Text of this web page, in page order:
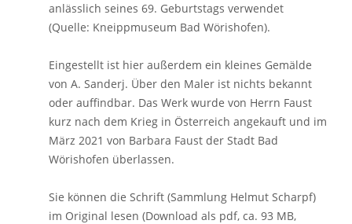
anlässlich seines 69. Geburtstags verwendet
(Quelle: Kneippmuseum Bad Wörishofen).
Eingestellt ist hier außerdem ein kleines Gemälde
von A. Sanderj. Über den Maler ist nichts bekannt
oder auffindbar. Das Werk wurde von Herrn Faust
kurz nach dem Krieg in Österreich angekauft und im
März 2021 von Barbara Faust der Stadt Bad
Wörishofen überlassen.
Sie können die Schrift (Sammlung Helmut Scharpf)
im Original lesen (Download als pdf, ca. 93 MB,